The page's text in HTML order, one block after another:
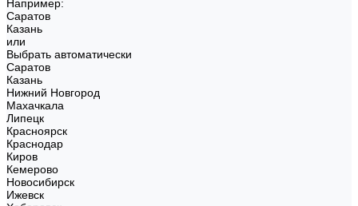
Например:
Саратов
Казань
или
Выбрать автоматически
Саратов
Казань
Нижний Новгород
Махачкала
Липецк
Красноярск
Краснодар
Киров
Кемерово
Новосибирск
Ижевск